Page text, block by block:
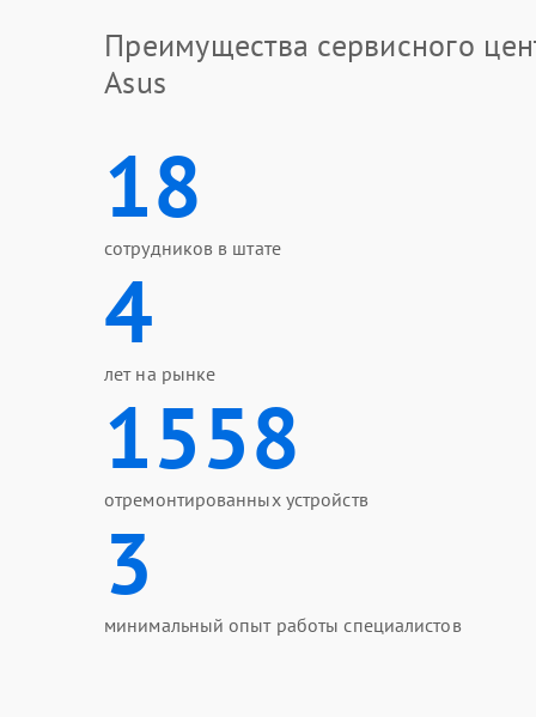
Преимущества сервисного
Asus
18
сотрудников в штате
4
лет на рынке
1558
отремонтированных устройств
3
минимальный опыт работы специалистов